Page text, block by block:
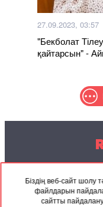
Біздің веб-сайт шолу
файлдарын
сайтты
27.09.2023, 03:57
"Бекболат
қайтарсын" -
©